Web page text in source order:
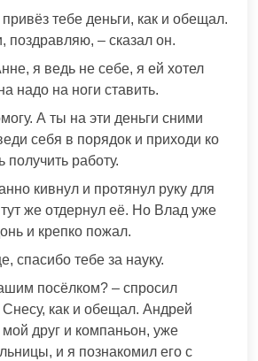
тебе деньги, как и обещал.
поздравляю, – сказал он.
я ведь не себе, я ей хотел
надо на ноги ставить.
А ты на эти деньги сними
себя в порядок и приходи ко
работу.
кивнул и протянул руку для
же отдернул её. Но Влад уже
и крепко пожал.
спасибо тебе за науку.
посёлком? – спросил
как и обещал. Андрей
друг и компаньон, уже
и я познакомил его с